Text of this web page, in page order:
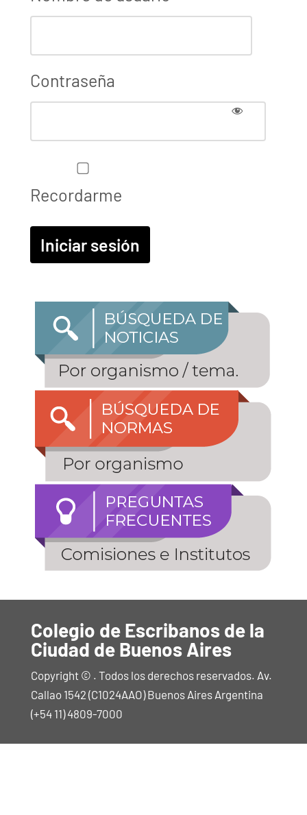
Contraseña
Recordarme
Colegio de Escribanos de la
Ciudad de Buenos Aires
Copyright © . Todos los derechos reservados. Av.
Callao 1542 (C1024AAO) Buenos Aires Argentina
(+54 11) 4809-7000